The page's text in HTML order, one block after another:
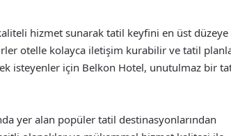
hizmet sunarak tatil keyfini en üst düzeye
otelle kolayca iletişim kurabilir ve tatil
isteyenler için Belkon Hotel, unutulmaz bir
yer alan popüler tatil destinasyonlarından